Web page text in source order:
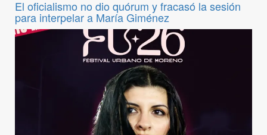
El oficialismo no dio quórum y fracasó la sesión
para interpelar a María Giménez